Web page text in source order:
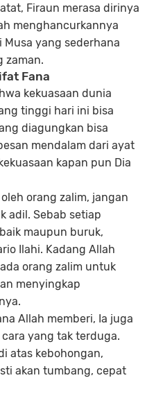
Firaun merasa dirinya
menghancurkannya
Musa yang sederhana
zaman.
Fana
kekuasaan dunia
tinggi hari ini bisa
diagungkan bisa
mendalam dari ayat
kapan pun Dia
orang zalim, jangan
adil. Sebab setiap
maupun buruk,
Ilahi. Kadang Allah
orang zalim untuk
menyingkap
Allah memberi, Ia juga
yang tak terduga.
atas kebohongan,
akan tumbang, cepat